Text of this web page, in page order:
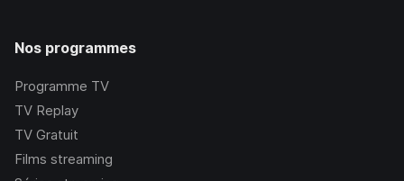
Nos programmes
Programme TV
TV Replay
TV Gratuit
Films streaming